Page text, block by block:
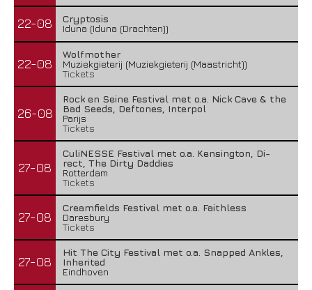
22-08
Cryptosis
Iduna (Iduna (Drachten))
22-08
Wolfmother
Muziekgieterij (Muziekgieterij (Maastricht))
Tickets
26-08
Rock en Seine Festival met o.a. Nick Cave & the
Bad Seeds, Deftones, Interpol
Parijs
Tickets
27-08
CuliNESSE Festival met o.a. Kensington, Di-
rect, The Dirty Daddies
Rotterdam
Tickets
27-08
Creamfields Festival met o.a. Faithless
Daresbury
Tickets
27-08
Hit The City Festival met o.a. Snapped Ankles,
Inherited
Eindhoven